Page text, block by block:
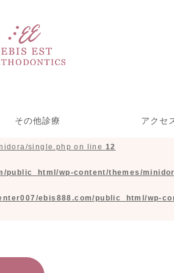
その他診療
イトニング＆クリーニ
般歯科(虫歯治療)
をきれいにする治療
アクセ
single.php on line 12
public_html/wp-content/themes/
ebis888.com/public_html/wp-